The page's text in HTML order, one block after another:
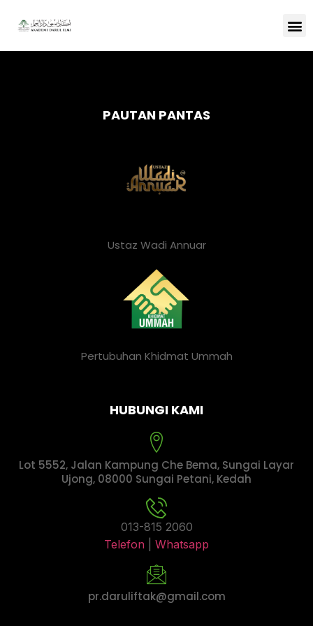
PAUTAN PANTAS
Ustaz Wadi Annuar
Pertubuhan Khidmat Ummah
HUBUNGI KAMI
Lot 5552, Jalan Kampung Che Bema, Sungai Layar
Ujong, 08000 Sungai Petani, Kedah
013-815 2060
Telefon
Whatsapp
pr.daruliftak@gmail.com